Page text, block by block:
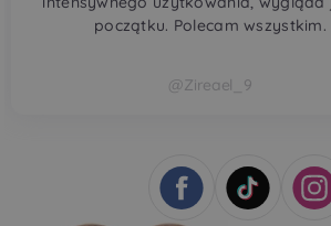
@Zireael_9
początku. Polecam wszystkim.